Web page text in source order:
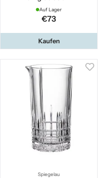
Auf Lager
€73
Kaufen
Spiegelau